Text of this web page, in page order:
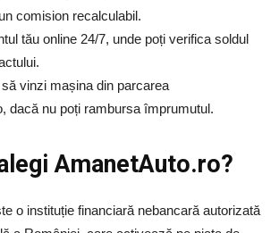
comision recalculabil.
tău online 24/7, unde poți verifica soldul
vinzi mașina din parcarea
dacă nu poți rambursa împrumutul.
AmanetAuto.ro?
o instituție financiară nebancară autorizată